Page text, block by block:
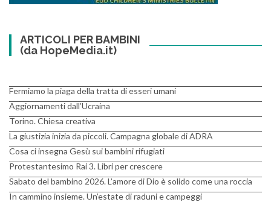
ARTICOLI PER BAMBINI
(da HopeMedia.it)
Fermiamo la piaga della tratta di esseri umani
Aggiornamenti dall’Ucraina
Torino. Chiesa creativa
La giustizia inizia da piccoli. Campagna globale di ADRA
Cosa ci insegna Gesù sui bambini rifugiati
Protestantesimo Rai 3. Libri per crescere
Sabato del bambino 2026. L’amore di Dio è solido come una roccia
In cammino insieme. Un’estate di raduni e campeggi